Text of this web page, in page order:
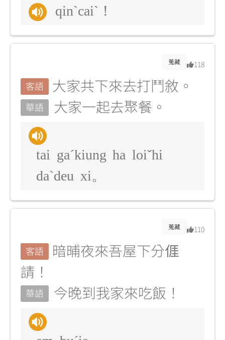
qinˋcaiˋ！
蒐藏 118
客語 大家共下來去打鬥敘。
華語 大家一起去聚餐。
tai gaˊkiung ha loiˇhi
daˋdeu xi。
蒐藏 110
客語
暗晡夜來吾屋下分𠊎
請！
華語 今晚到我家來吃飯！